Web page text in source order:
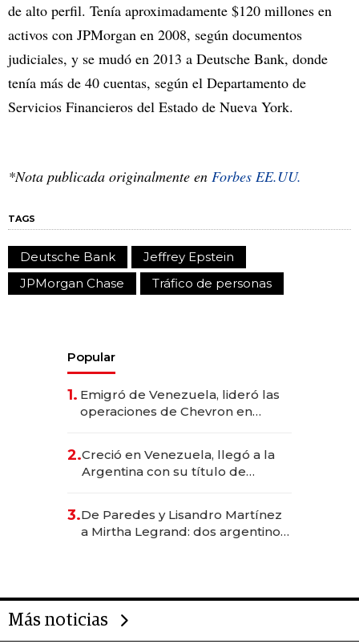
de alto perfil. Tenía aproximadamente $120 millones en
activos con JPMorgan en 2008, según documentos
judiciales, y se mudó en 2013 a Deutsche Bank, donde
tenía más de 40 cuentas, según el Departamento de
Servicios Financieros del Estado de Nueva York.
*Nota publicada originalmente en Forbes EE.UU.
TAGS
Deutsche Bank
Jeffrey Epstein
JPMorgan Chase
Tráfico de personas
Popular
1. Emigró de Venezuela, lideró las
operaciones de Chevron en
2.Creció en Venezuela, llegó a la
Argentina con su título de
las marcas "fast premium"
3.De Paredes y Lisandro Martínez
a Mirtha Legrand: dos argentinos
Más noticias